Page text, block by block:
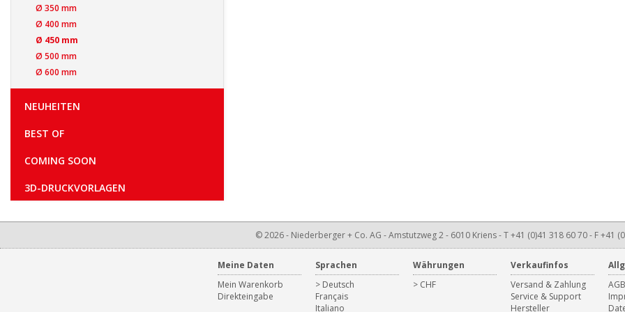
Ø 350 mm
Ø 400 mm
Ø 450 mm
Ø 500 mm
Ø 600 mm
NEUHEITEN
BEST OF
COMING SOON
3D-DRUCKVORLAGEN
© 2026 - Niederberger + Co. AG - Amstutzweg 2 - 6010 Kriens - T +41 (0)41 318 60 70 - F +41
Meine Daten
Mein Warenkorb
Direkteingabe
Sprachen
> Deutsch
Français
Italiano
Währungen
> CHF
Verkaufinfos
Versand & Zahlung
Service & Support
Hersteller
AGB